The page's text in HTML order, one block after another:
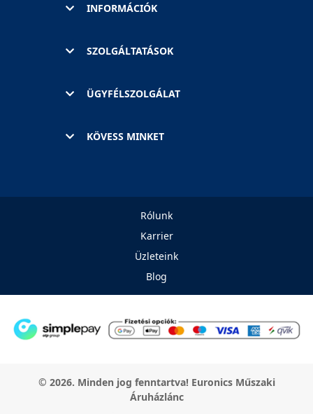
INFORMÁCIÓK
SZOLGÁLTATÁSOK
ÜGYFÉLSZOLGÁLAT
KÖVESS MINKET
Rólunk
Karrier
Üzleteink
Blog
© 2026. Minden jog fenntartva! Euronics Műszaki
Áruházlánc